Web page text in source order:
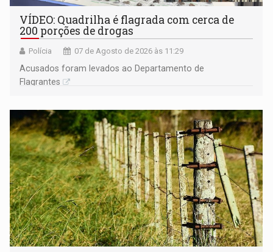
VÍDEO: Quadrilha é flagrada com cerca de
200 porções de drogas
Polícia 07 de Agosto de 2026 às 11:29
Acusados foram levados ao Departamento de
Flagrantes